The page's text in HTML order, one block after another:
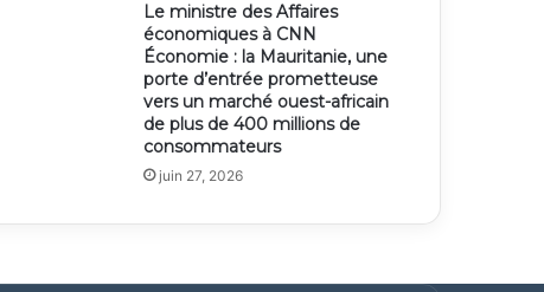
Le ministre des Affaires
économiques à CNN
Économie : la Mauritanie, une
porte d’entrée prometteuse
vers un marché ouest-africain
de plus de 400 millions de
consommateurs
juin 27, 2026